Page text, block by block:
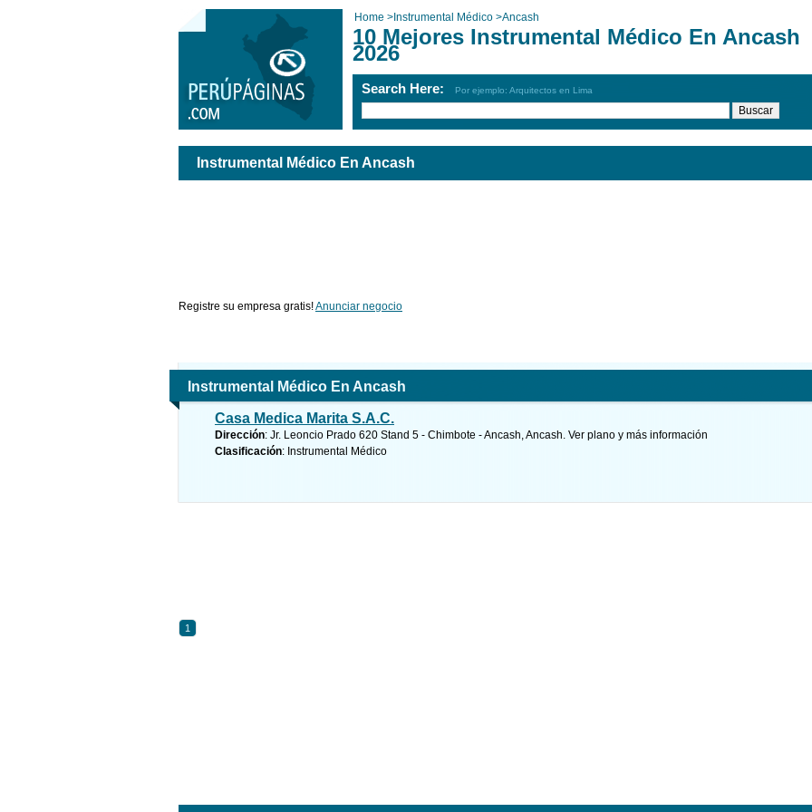
Home > Instrumental Médico >Ancash
10 Mejores Instrumental Médico En Ancash
2026
Search Here: Por ejemplo: Arquitectos en Lima
Instrumental Médico En Ancash
Registre su empresa gratis!Anunciar negocio
Instrumental Médico En Ancash
Casa Medica Marita S.A.C.
Dirección: Jr. Leoncio Prado 620 Stand 5 - Chimbote - Ancash, Ancash. Ver plano y más información
Clasificación: Instrumental Médico
1